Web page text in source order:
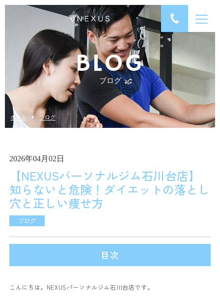
BLOG
ブログ
ホーム ブログ
2026年04月02日
【NEXUSパーソナルジム石川台店】
知らないと危険！ダイエットの落とし
穴と正しい痩せ方
ブログ
目次
こんにちは。NEXUSパーソナルジム石川台店です。